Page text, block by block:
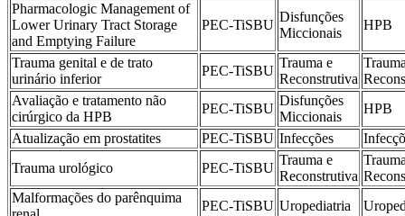
Pharmacologic Management of
Lower Urinary Tract Storage
and Emptying Failure
PEC-TiSBU
Disfunções
Miccionais
HPB
Trauma genital e de trato
urinário inferior
PEC-TiSBU
Trauma e
Reconstrutiva
Avaliação e tratamento não
cirúrgico da HPB
PEC-TiSBU
Disfunções
Miccionais
HPB
Atualização em prostatites
PEC-TiSBU Infecções
Trauma urológico
PEC-TiSBU
Trauma e
Reconstrutiva
Malformações do parênquima
PEC-TiSBU Uropediatria